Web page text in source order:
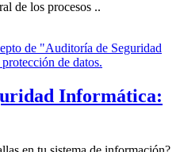
de los procesos ..
Informática: